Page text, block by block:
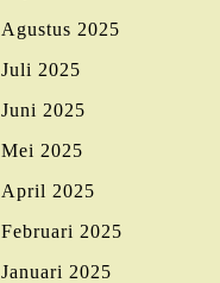
Agustus 2025
Juli 2025
Juni 2025
Mei 2025
April 2025
Februari 2025
Januari 2025